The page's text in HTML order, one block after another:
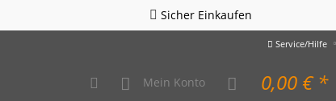
Sicher Einkaufen
Service/Hilfe
Mein Konto 0,00 € *